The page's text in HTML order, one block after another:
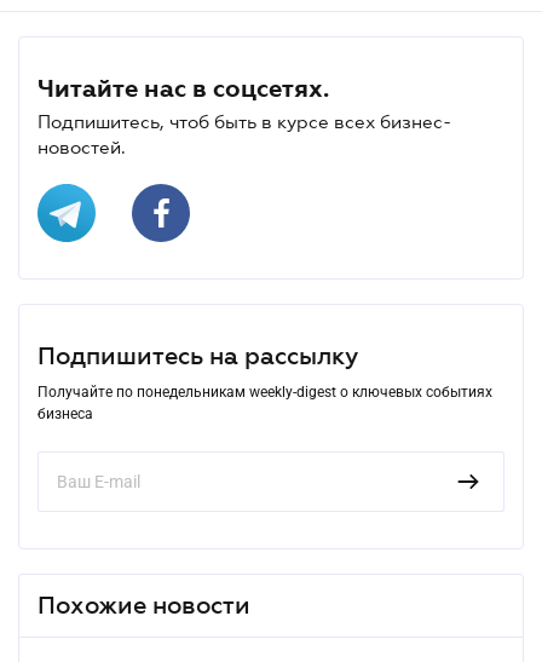
Читайте нас в соцсетях.
Подпишитесь, чтоб быть в курсе всех бизнес-
новостей.
Подпишитесь на рассылку
Получайте по понедельникам weekly-digest о ключевых событиях
бизнеса
Похожие новости